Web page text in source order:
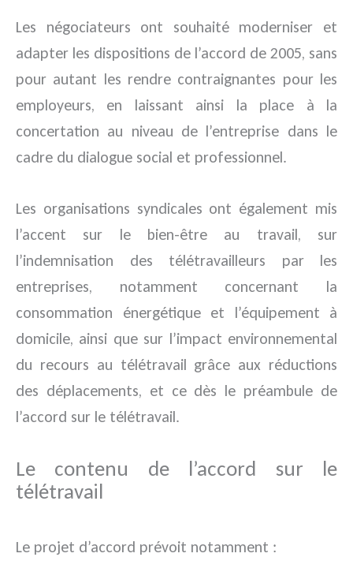
Les négociateurs ont souhaité moderniser et
adapter les dispositions de l’accord de 2005, sans
pour autant les rendre contraignantes pour les
employeurs, en laissant ainsi la place à la
concertation au niveau de l’entreprise dans le
cadre du dialogue social et professionnel.
Les organisations syndicales ont également mis
l’accent sur le bien-être au travail, sur
l’indemnisation des télétravailleurs par les
entreprises, notamment concernant la
consommation énergétique et l’équipement à
domicile, ainsi que sur l’impact environnemental
du recours au télétravail grâce aux réductions
des déplacements, et ce dès le préambule de
l’accord sur le télétravail.
Le contenu de l’accord sur le
télétravail
Le projet d’accord prévoit notamment :